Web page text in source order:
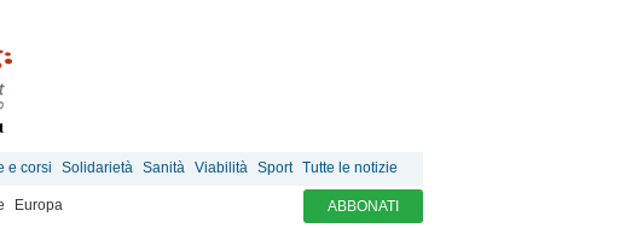
e corsi Solidarietà Sanità Viabilità Sport Tutte le notizie
Europa ABBONATI